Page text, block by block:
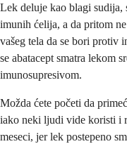
Lek deluje kao blagi sudija,
imunih ćelija, a da pritom
vašeg tela da se bori protiv
se abatacept smatra lekom
imunosupresivom.
Možda ćete početi da
iako neki ljudi vide koristi i
meseci, jer lek postepeno